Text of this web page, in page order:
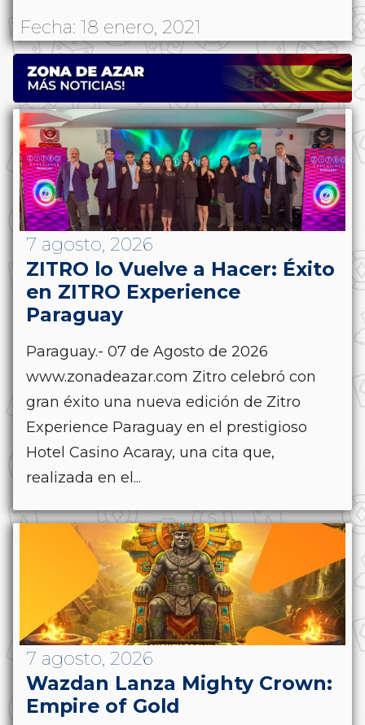
Fecha: 18 enero, 2021
7 agosto, 2026
ZITRO lo Vuelve a Hacer: Éxito
en ZITRO Experience
Paraguay
Paraguay.- 07 de Agosto de 2026
www.zonadeazar.com Zitro celebró con
gran éxito una nueva edición de Zitro
Experience Paraguay en el prestigioso
Hotel Casino Acaray, una cita que,
realizada en el...
7 agosto, 2026
Wazdan Lanza Mighty Crown:
Empire of Gold